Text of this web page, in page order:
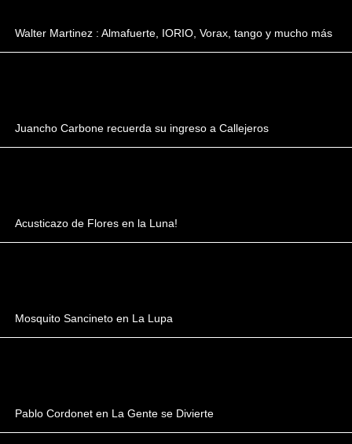
Walter Martinez : Almafuerte, IORIO, Vorax, tango y mucho más
Juancho Carbone recuerda su ingreso a Callejeros
Acusticazo de Flores en la Luna!
Mosquito Sancineto en La Lupa
Pablo Cordonet en La Gente se Divierte